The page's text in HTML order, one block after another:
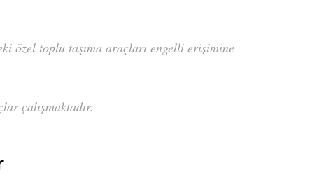
özel toplu taşıma araçları engelli erişimine
çalışmaktadır.